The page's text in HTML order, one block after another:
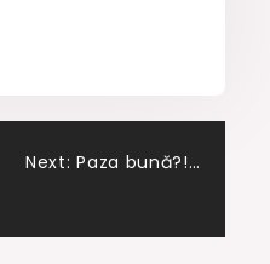
Next: Paza bună?!…